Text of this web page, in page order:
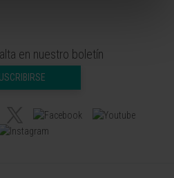
en nuestro boletín